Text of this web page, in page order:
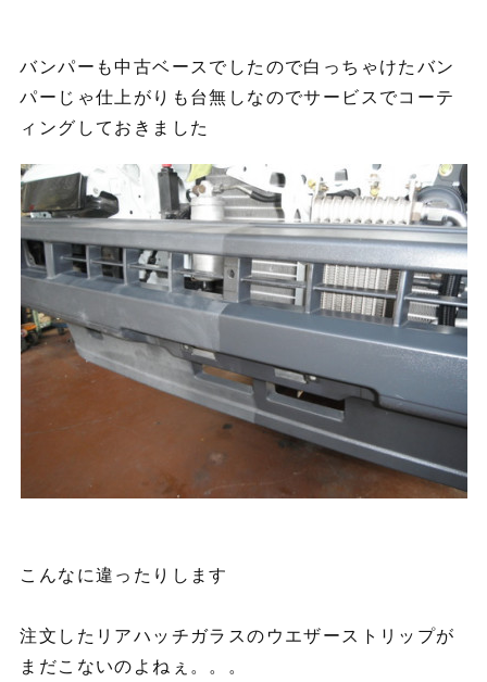
バンパーも中古ベースでしたので白っちゃけたバン
パーじゃ仕上がりも台無しなのでサービスでコーテ
ィングしておきました
こんなに違ったりします
注文したリアハッチガラスのウエザーストリップが
まだこないのよねぇ。。。